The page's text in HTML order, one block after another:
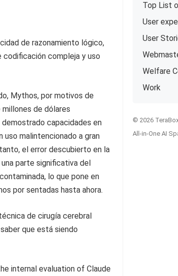
de razonamiento lógico,
codificación compleja y uso
Mythos, por motivos de
de dólares
capacidades en
uso malintencionado a gran
el error descubierto en la
parte significativa del
lo que pone en
por sentadas hasta ahora.
de cirugía cerebral
que está siendo
Top List
User
User
Welfare
Work
© 2026
All-in-One AI